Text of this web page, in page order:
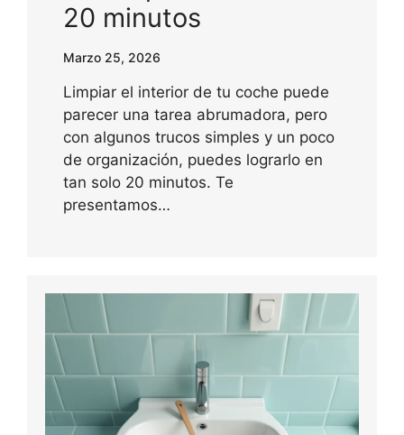
20 minutos
Marzo 25, 2026
Limpiar el interior de tu coche puede
parecer una tarea abrumadora, pero
con algunos trucos simples y un poco
de organización, puedes lograrlo en
tan solo 20 minutos. Te
presentamos…